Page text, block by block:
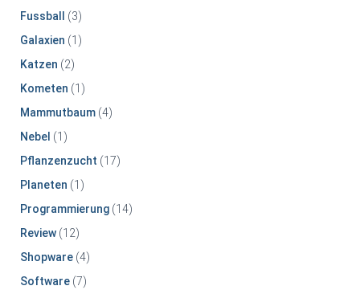
Fussball
(3)
Galaxien (1)
Katzen (2)
Kometen (1)
Mammutbaum (4)
Nebel (1)
Pflanzenzucht (17)
Planeten (1)
Programmierung (14)
Review (12)
Shopware (4)
Software (7)